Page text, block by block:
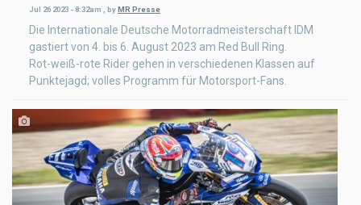
Jul 26 2023 - 8:32am byMR Presse
Die Internationale Deutsche Motorradmeisterschaft IDM
gastiert von 4. bis 6. August 2023 am Red Bull Ring.
Rot-weiß-rote Rider gehen in verschiedenen Klassen auf
Punktejagd; volles Programm für Motorsport-Fans.